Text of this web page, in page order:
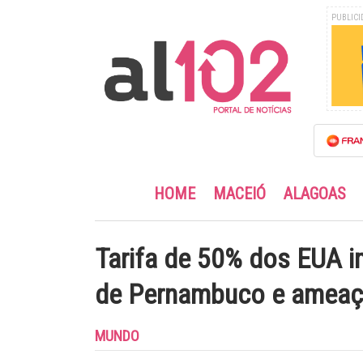
HOME MACEIÓ ALAGOAS
Tarifa de 50% dos EUA
de Pernambuco e
MUNDO